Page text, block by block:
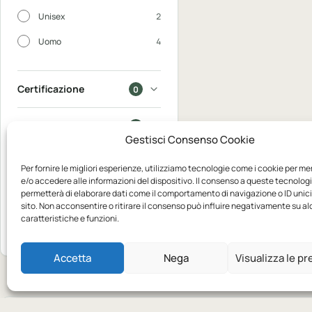
Gestisci Consenso Cookie
Per fornire le migliori esperienze, utilizziamo tecnologie come i cookie per
e/o accedere alle informazioni del dispositivo. Il consenso a queste
permetterà di elaborare dati come il comportamento di navigazione o ID
sito. Non acconsentire o ritirare il consenso può influire negativamente su
caratteristiche e funzioni.
Accetta Nega Visualizza le
Unisex 2
Uomo 4
Certificazione 0
Disponibili
Mostra
4
Azzera